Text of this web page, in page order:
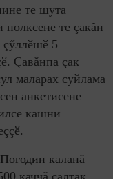
те шута
полксене те çакăн
çӳллӗшӗ 5
Çавăнпа çак
маларах суйлама
анкетисене
кашни
каланă